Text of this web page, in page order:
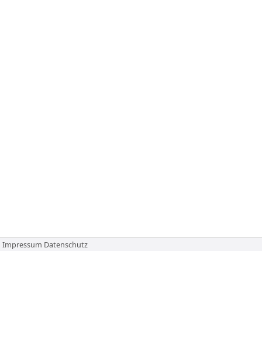
Impressum Datenschutz